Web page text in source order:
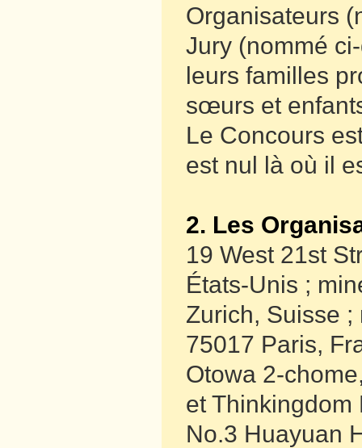
Organisateurs
Jury (nommé
leurs familles
sœurs et
Le Concours
est nul là où il
2. Les
19 West 21st
États-Unis ;
Zurich, Suisse
75017 Paris,
Otowa 2-
et Thinkingdom
No.3 Huayuan